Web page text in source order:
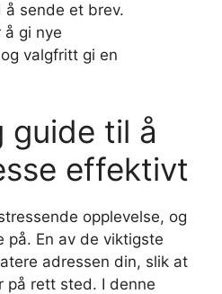
å sende et brev.
gi nye
valgfritt gi en
guide til å
effektivt
opplevelse, og
på. En av de viktigste
adressen din, slik at
på rett sted. I denne